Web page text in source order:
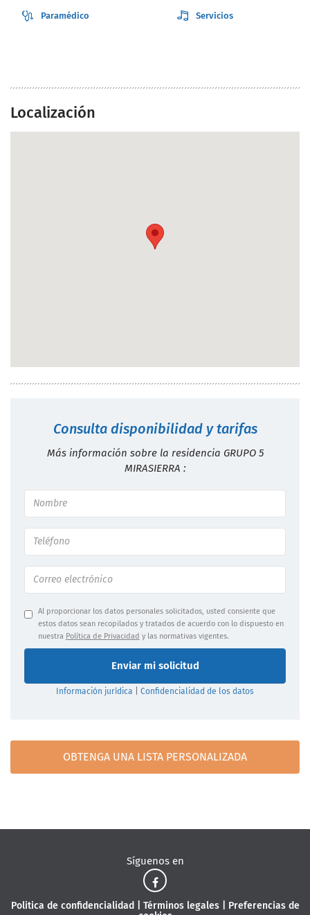
Paramédico Servicios
Localización
Consulta disponibilidad y tarifas
Más información sobre la residencia GRUPO 5
MIRASIERRA :
Al proporcionar los datos personales solicitados, usted consiente que
estos datos sean recopilados y tratados de acuerdo con lo dispuesto en
nuestra Política de Privacidad y las normativas vigentes.
Enviar mi solicitud
Información jurídica Confidencialidad de los datos
OBTENGA UNA LISTA PERSONALIZADA
Síguenos en
Politica de confidencialidad Términos legales| Preferencias de